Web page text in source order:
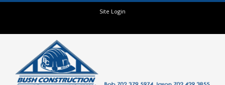
Site Login